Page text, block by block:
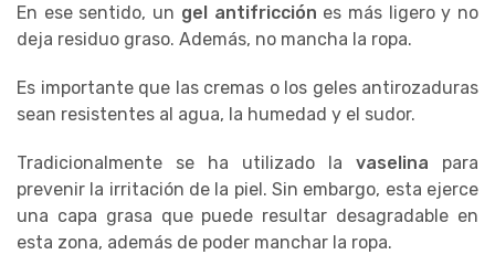
En ese sentido, un gel antifricción es más ligero y no
deja residuo graso. Además, no mancha la ropa.
Es importante que las cremas o los geles antirozaduras
sean resistentes al agua, la humedad y el sudor.
Tradicionalmente se ha utilizado la vaselina para
prevenir la irritación de la piel. Sin embargo, esta ejerce
una capa grasa que puede resultar desagradable en
esta zona, además de poder manchar la ropa.